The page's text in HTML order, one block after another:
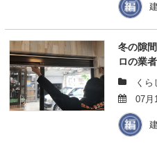
冬の隙
ロの業
くら
07月